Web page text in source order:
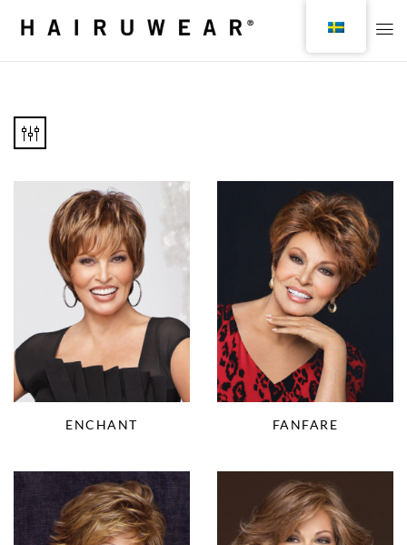
ENCHANT FANFARE